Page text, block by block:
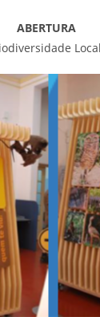
ABERTURA
Local